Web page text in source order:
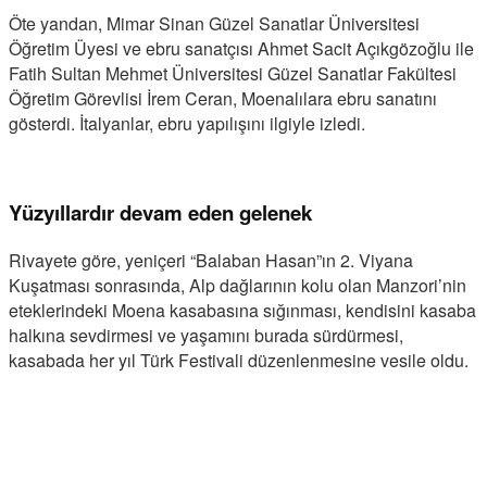
Öte yandan, Mimar Sinan Güzel Sanatlar Üniversitesi
Öğretim Üyesi ve ebru sanatçısı Ahmet Sacit Açıkgözoğlu ile
Fatih Sultan Mehmet Üniversitesi Güzel Sanatlar Fakültesi
Öğretim Görevlisi İrem Ceran, Moenalılara ebru sanatını
gösterdi. İtalyanlar, ebru yapılışını ilgiyle izledi.
Yüzyıllardır devam eden gelenek
Rivayete göre, yeniçeri “Balaban Hasan”ın 2. Viyana
Kuşatması sonrasında, Alp dağlarının kolu olan Manzori’nin
eteklerindeki Moena kasabasına sığınması, kendisini kasaba
halkına sevdirmesi ve yaşamını burada sürdürmesi,
kasabada her yıl Türk Festivali düzenlenmesine vesile oldu.